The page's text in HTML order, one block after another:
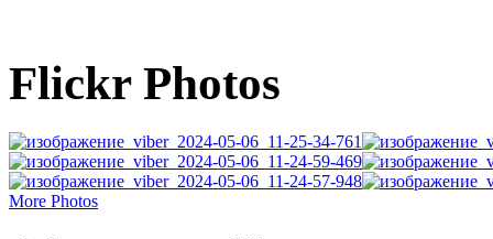
Flickr Photos
More Photos